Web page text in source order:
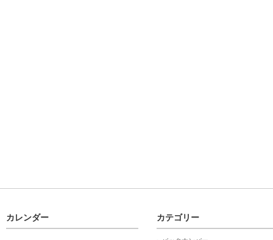
カレンダー カテゴリー